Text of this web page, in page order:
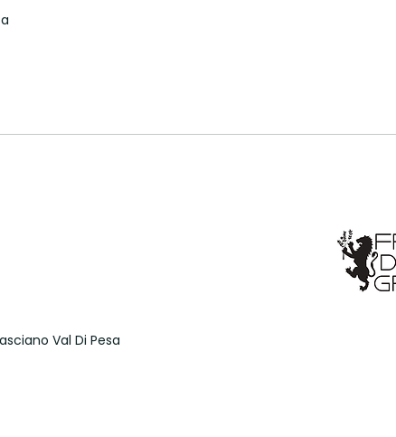
Val Di Pesa